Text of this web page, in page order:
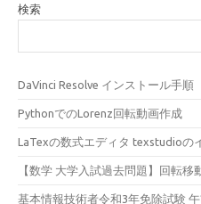
検索
DaVinci Resolve インストール手順
PythonでのLorenz回転動画作成
LaTexの数式エディタ texstudioの
【数学 大学入試過去問題】回転
基本情報技術者令和3年免除試験